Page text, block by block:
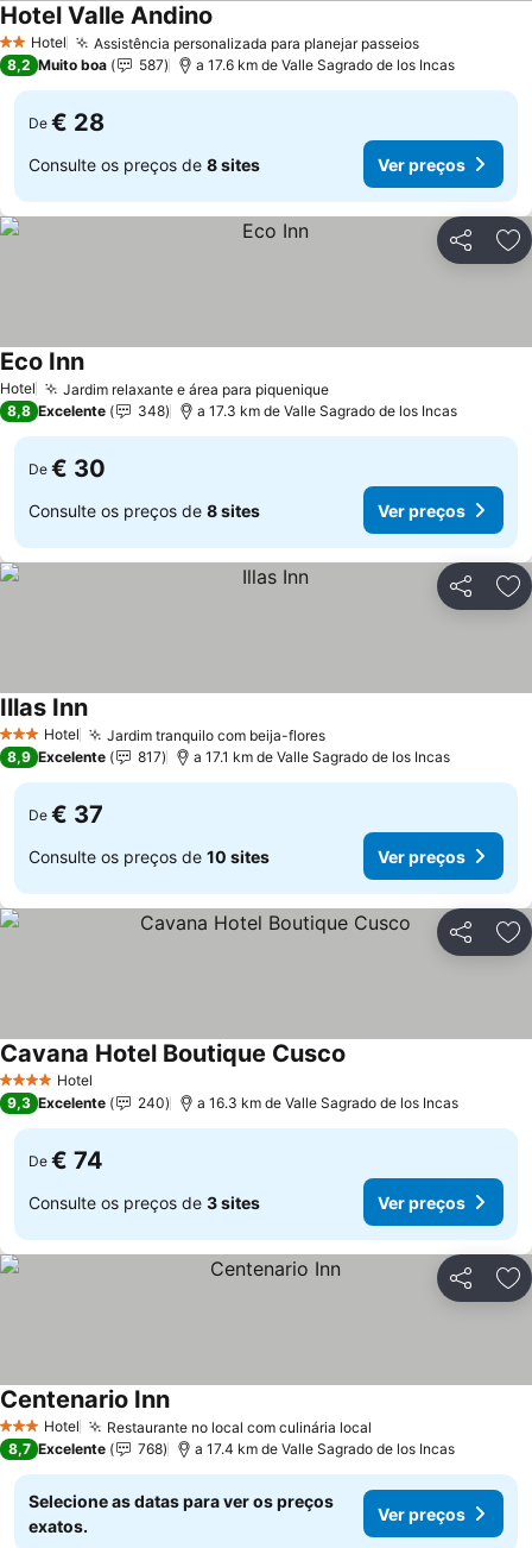
2 Estrelas
Hotel Assistência personalizada para planejar passeios
Hotel Valle Andino
8,2 Muito boa 587 a 17.6 km de Valle Sagrado de los Incas
De € 28
Consulte os preços de 8 sites Ver preços
Partilhar
Hotel Jardim relaxante e área para piquenique
Eco Inn
8,8 Excelente 348 a 17.3 km de Valle Sagrado de los Incas
De € 30
Consulte os preços de 8 sites Ver preços
Partilhar
3 EstrelasHotel Jardim tranquilo com beija-flores
Illas Inn
8,9 Excelente 817 a 17.1 km de Valle Sagrado de los Incas
De € 37
Consulte os preços de 10 sites Ver preços
Partilhar
4 EstrelasHotel
Cavana Hotel Boutique Cusco
9,3 Excelente 240 a 16.3 km de Valle Sagrado de los Incas
De € 74
Consulte os preços de 3 sites Ver preços
Partilhar
3 EstrelasHotel Restaurante no local com culinária local
Centenario Inn
8,7 Excelente 768 a 17.4 km de Valle Sagrado de los Incas
Selecione as datas para ver os preços
exatos.
Ver preços